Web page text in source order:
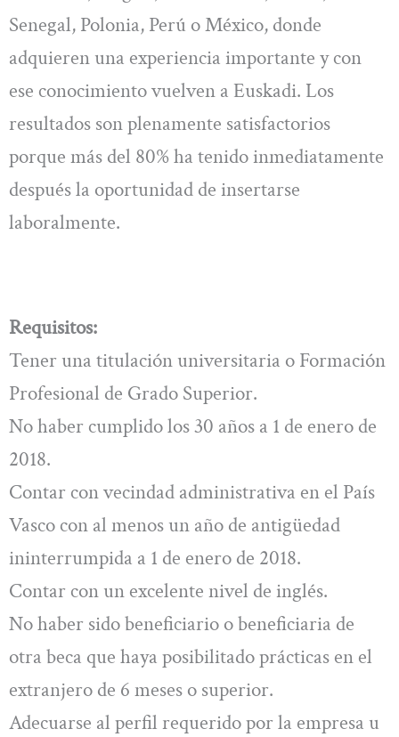
Senegal, Polonia, Perú o México, donde
adquieren una experiencia importante y con
ese conocimiento vuelven a Euskadi. Los
resultados son plenamente satisfactorios
porque más del 80% ha tenido inmediatamente
después la oportunidad de insertarse
laboralmente.
Requisitos:
Tener una titulación universitaria o Formación
Profesional de Grado Superior.
No haber cumplido los 30 años a 1 de enero de
2018.
Contar con vecindad administrativa en el País
Vasco con al menos un año de antigüedad
ininterrumpida a 1 de enero de 2018.
Contar con un excelente nivel de inglés.
No haber sido beneficiario o beneficiaria de
otra beca que haya posibilitado prácticas en el
extranjero de 6 meses o superior.
Adecuarse al perfil requerido por la empresa u